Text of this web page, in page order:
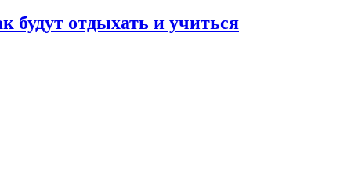
будут отдыхать и учиться